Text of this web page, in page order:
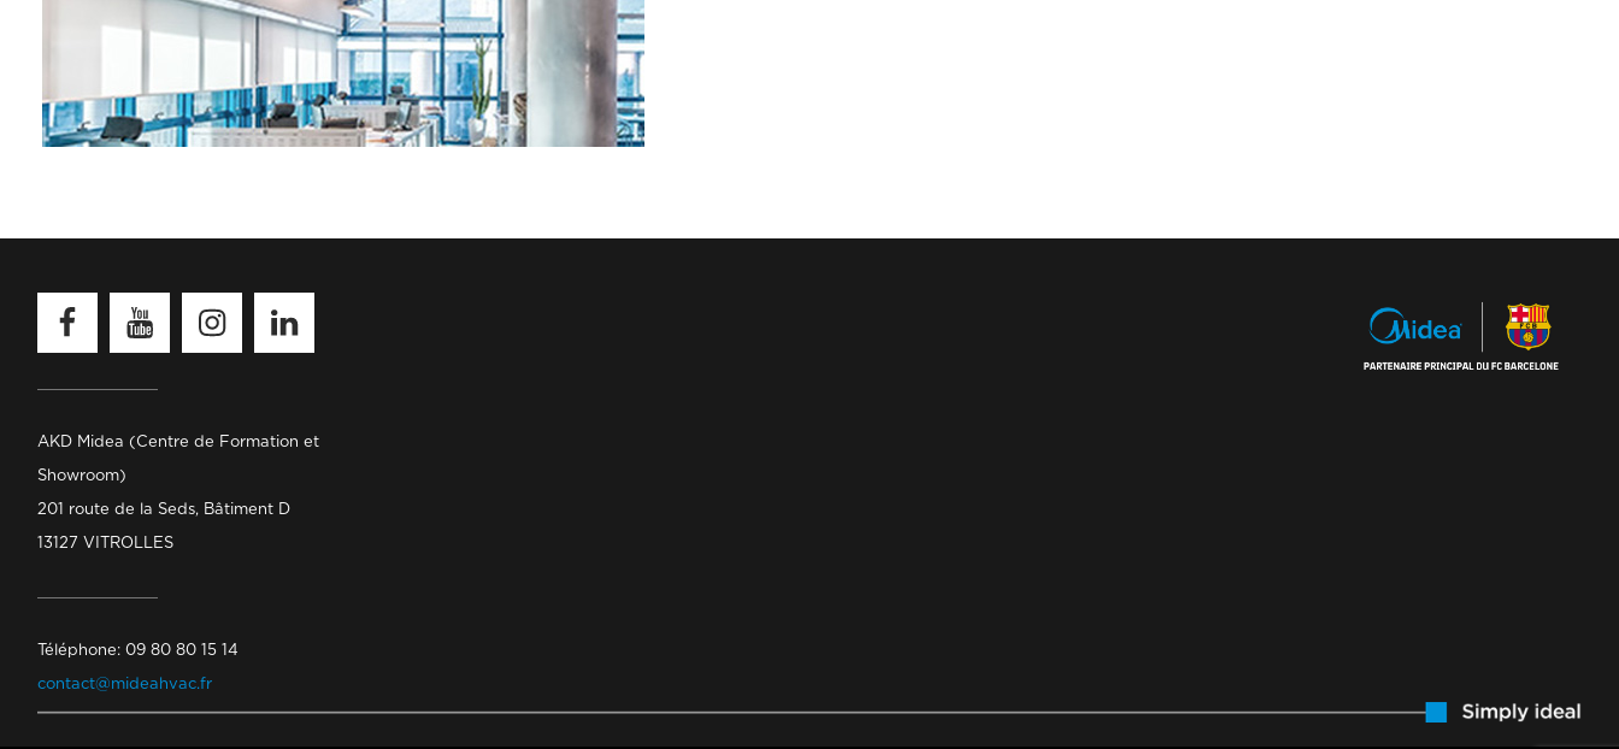
AKD Midea (Centre de Formation et
Showroom)
201 route de la Seds, Bâtiment D
13127 VITROLLES
Téléphone: 09 80 80 15 14
contact@mideahvac.fr